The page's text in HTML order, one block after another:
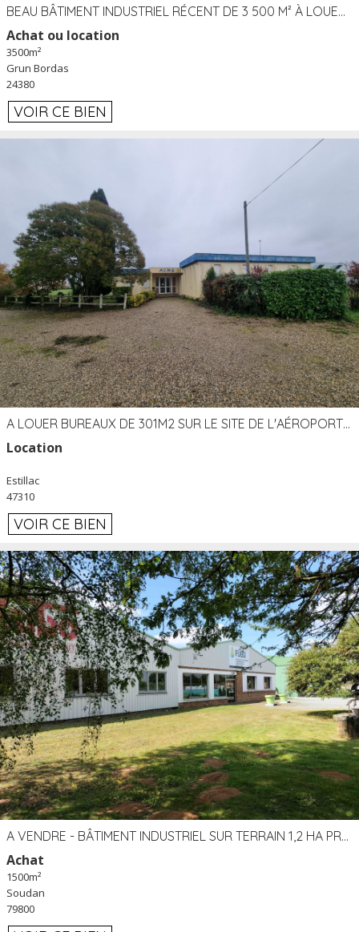
BEAU BÂTIMENT INDUSTRIEL RÉCENT DE 3 500 M² À LOUER OU VENDRE PROCHE PÉRIGUEUX (24)
Achat ou location
3500m²
Grun Bordas
24380
VOIR CE BIEN
A LOUER BUREAUX DE 301M2 SUR LE SITE DE L'AÉROPORT AGEN LA GARENNE
Location
Estillac
47310
VOIR CE BIEN
A VENDRE - BÂTIMENT INDUSTRIEL SUR TERRAIN 1,2 HA PROCHE ÉCHANGEUR A10 - SOUDAN (79)
Achat
1500m²
Soudan
79800